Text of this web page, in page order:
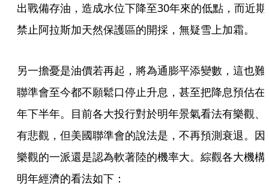
出戰備存油，造成水位下降至30年來的低點，而近期
禁止阿拉斯加天然保護區的開採，無疑雪上加霜。
另一擔憂是油價若再起，將為通膨平添變數，這也難
聯準會至今都不願鬆口停止升息，甚至把降息預估在
年下半年。目前各大投行對於明年景氣看法有樂觀、
有悲觀，但美國聯準會的說法是，不再預測衰退。因
樂觀的一派還是認為軟著陸的機率大。綜觀各大機構
明年經濟的看法如下：